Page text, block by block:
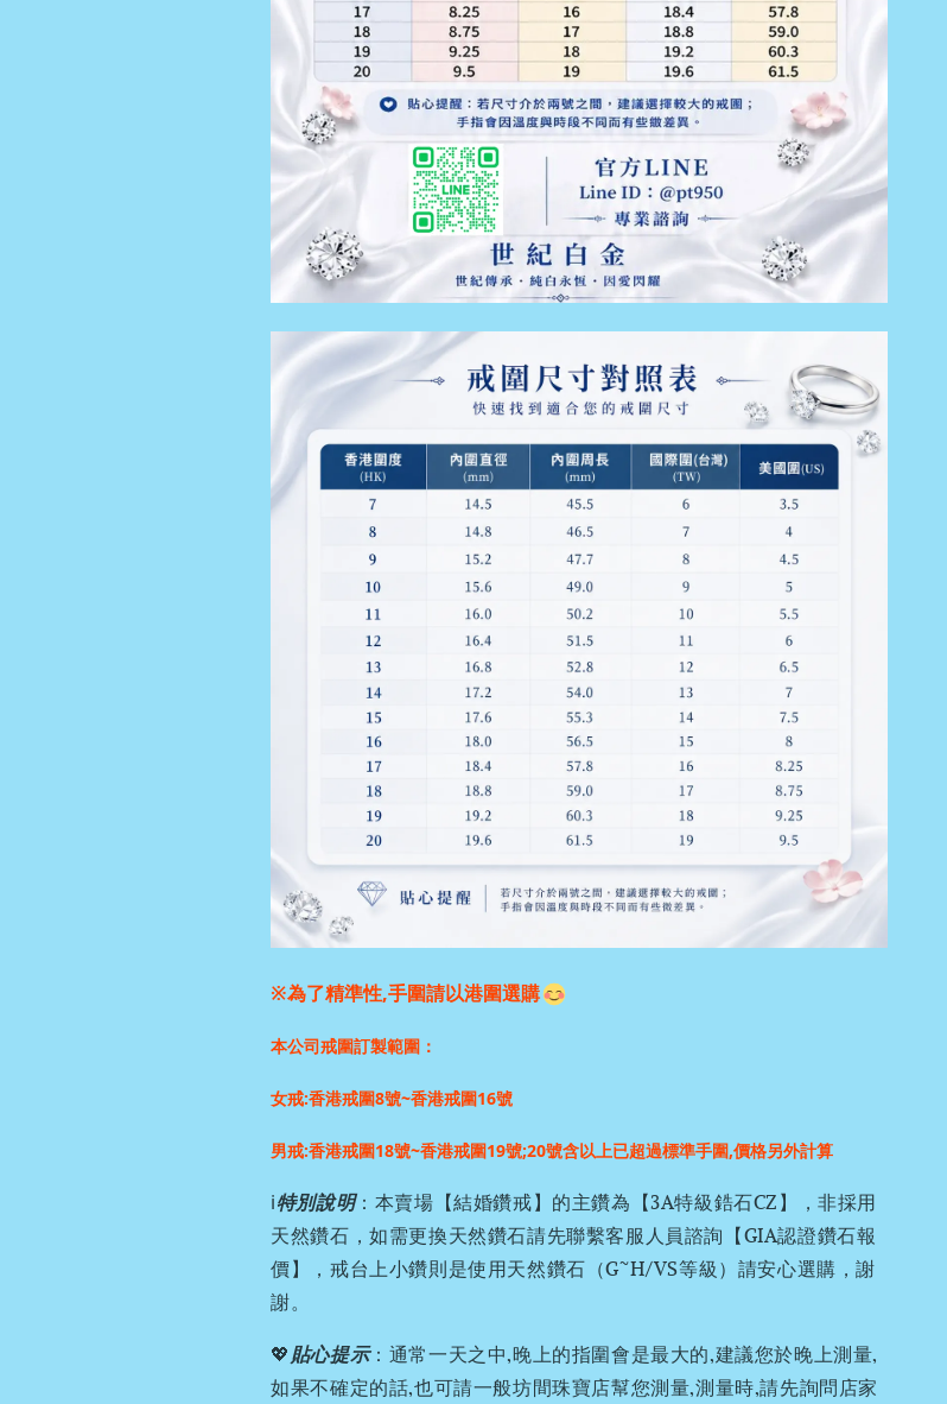
※為了精準性,手圍請以港圍選購
本公司戒圍訂製範圍：
女戒:香港戒圍8號~香港戒圍16號
男戒:香港戒圍18號~香港戒圍19號;20號含以上已超過標準手圍,價格另外計算
ℹ️特別說明：本賣場【結婚鑽戒】的主鑽為【3A特級鋯石CZ】，非採用
天然鑽石，如需更換天然鑽石請先聯繫客服人員諮詢【GIA認證鑽石報
價】，戒台上小鑽則是使用天然鑽石（G~H/VS等級）請安心選購，謝
謝。
💖貼心提示：通常一天之中,晚上的指圍會是最大的,建議您於晚上測量,
如果不確定的話,也可請一般坊間珠寶店幫您測量,測量時,請先詢問店家